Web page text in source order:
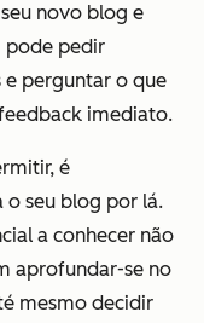
novo blog e
pode pedir
e perguntar o que
imediato.
é
o seu blog por lá.
a conhecer não
aprofundar-se no
mesmo decidir